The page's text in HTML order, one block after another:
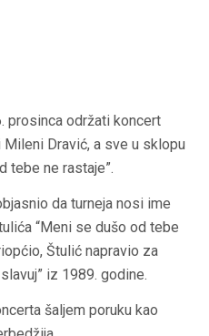
prosinca održati koncert
Dravić, a sve u sklopu
tebe ne rastaje”.
da turneja nosi ime
“Meni se dušo od tebe
Štulić napravio za
iz 1989. godine.
šaljem poruku kao